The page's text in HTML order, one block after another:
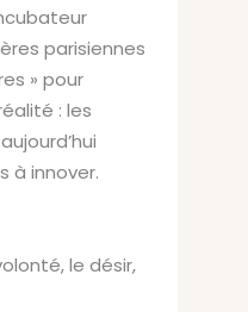
parisiennes
» pour
: les
à innover.
le désir,